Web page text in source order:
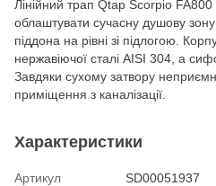
Лінійний трап Qtap Scorpio
облаштувати сучасну душову
піддона на рівні зі підлогою.
нержавіючої сталі AISI 304, а
Завдяки сухому затвору
приміщення з каналізації.
Характеристики
Артикул
SD00051937